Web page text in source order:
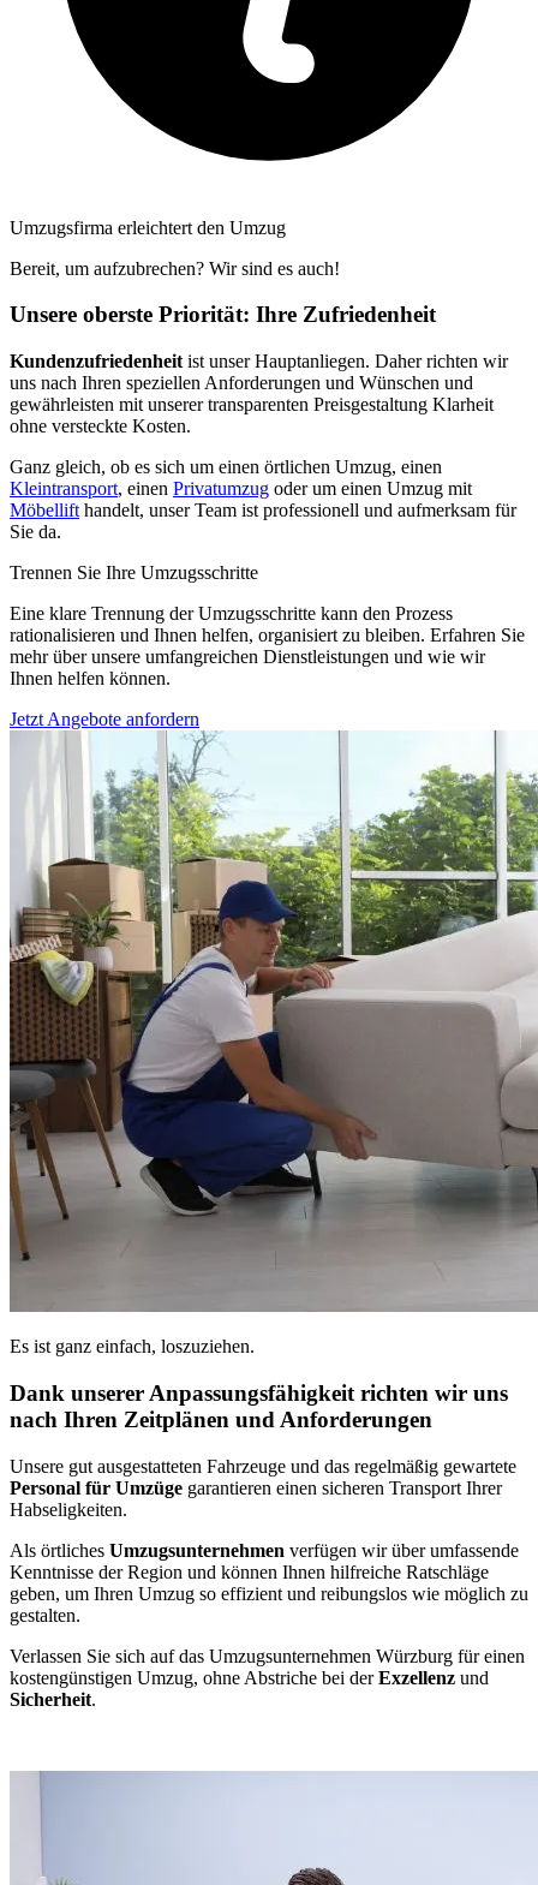
Umzugsfirma erleichtert den Umzug
Bereit, um aufzubrechen? Wir sind es auch!
Unsere oberste Priorität: Ihre Zufriedenheit
Kundenzufriedenheit ist unser Hauptanliegen. Daher richten wir
uns nach Ihren speziellen Anforderungen und Wünschen und
gewährleisten mit unserer transparenten Preisgestaltung Klarheit
ohne versteckte Kosten.
Ganz gleich, ob es sich um einen örtlichen Umzug, einen
Kleintransport, einen Privatumzug oder um einen Umzug mit
Möbellift handelt, unser Team ist professionell und aufmerksam für
Sie da.
Trennen Sie Ihre Umzugsschritte
Eine klare Trennung der Umzugsschritte kann den Prozess
rationalisieren und Ihnen helfen, organisiert zu bleiben. Erfahren Sie
mehr über unsere umfangreichen Dienstleistungen und wie wir
Ihnen helfen können.
Jetzt Angebote anfordern
Es ist ganz einfach, loszuziehen.
Dank unserer Anpassungsfähigkeit richten wir uns
nach Ihren Zeitplänen und Anforderungen
Unsere gut ausgestatteten Fahrzeuge und das regelmäßig gewartete
Personal für Umzüge garantieren einen sicheren Transport Ihrer
Habseligkeiten.
Als örtliches Umzugsunternehmen verfügen wir über umfassende
Kenntnisse der Region und können Ihnen hilfreiche Ratschläge
geben, um Ihren Umzug so effizient und reibungslos wie möglich zu
gestalten.
Verlassen Sie sich auf das Umzugsunternehmen Würzburg für einen
kostengünstigen Umzug, ohne Abstriche bei derExzellenz und
Sicherheit.